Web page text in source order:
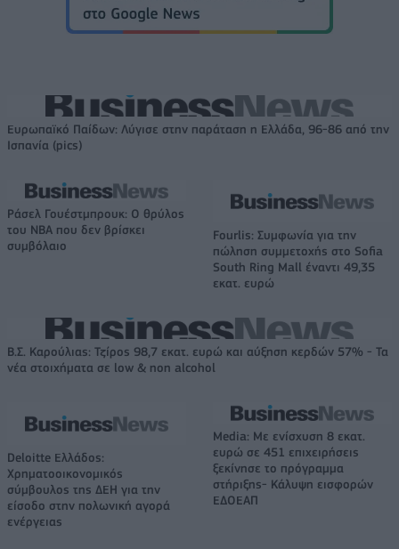
Ευρωπαϊκό Παίδων: Λύγισε στην παράταση η Ελλάδα, 96-86 από την
Ισπανία (pics)
Ράσελ Γουέστμπρουκ: Ο θρύλος
του NBA που δεν βρίσκει
συμβόλαιο
Fourlis: Συμφωνία για την
πώληση συμμετοχής στο Sofia
South Ring Mall έναντι 49,35
εκατ. ευρώ
Β.Σ. Καρούλιας: Τζίρος 98,7 εκατ. ευρώ και αύξηση κερδών 57% - Τα
νέα στοιχήματα σε low & non alcohol
Deloitte Ελλάδος:
Χρηματοοικονομικός
σύμβουλος της ΔΕΗ για την
είσοδο στην πολωνική αγορά
ενέργειας
Media: Με ενίσχυση 8 εκατ.
ευρώ σε 451 επιχειρήσεις
ξεκίνησε το πρόγραμμα
στήριξης- Κάλυψη εισφορών
ΕΔΟΕΑΠ